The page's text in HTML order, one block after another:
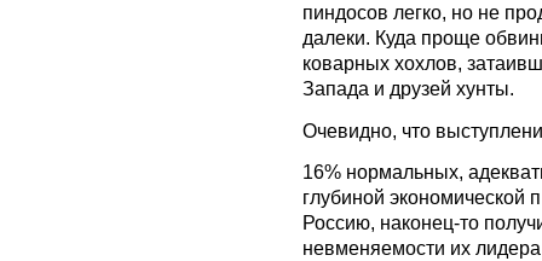
пиндосов легко, но не
далеки. Куда проще
коварных хохлов,
Запада и друзей хунты.
Очевидно, что
16% нормальных,
глубиной экономической
Россию, наконец-то
невменяемости их